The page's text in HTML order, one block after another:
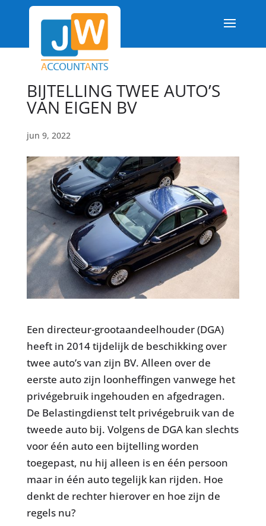
BIJTELLING TWEE AUTO’S
VAN EIGEN BV
jun 9, 2022
Een directeur-grootaandeelhouder (DGA)
heeft in 2014 tijdelijk de beschikking over
twee auto’s van zijn BV. Alleen over de
eerste auto zijn loonheffingen vanwege het
privégebruik ingehouden en afgedragen.
De Belastingdienst telt privégebruik van de
tweede auto bij. Volgens de DGA kan slechts
voor één auto een bijtelling worden
toegepast, nu hij alleen is en één persoon
maar in één auto tegelijk kan rijden. Hoe
denkt de rechter hierover en hoe zijn de
regels nu?